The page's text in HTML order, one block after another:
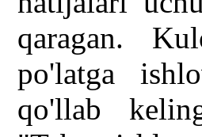
qaragan.
po'latga
qo'llab